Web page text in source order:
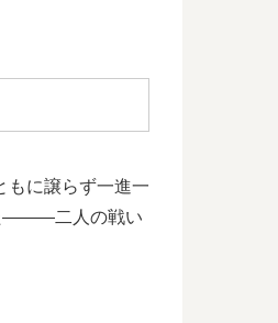
もに譲らず一進一
―――二人の戦い